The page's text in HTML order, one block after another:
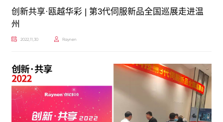
创新共享·瓯越华彩 | 第3代伺服新品全国巡展走进温
州
2022,11,30 Raynen